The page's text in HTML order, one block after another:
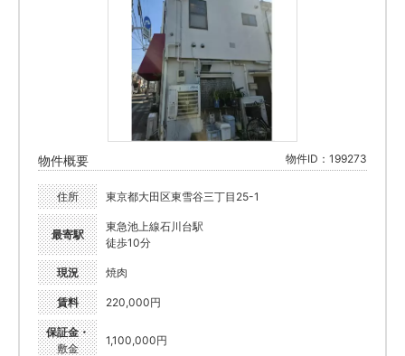
物件概要 物件ID：199273
住所 東京都大田区東雪谷三丁目25-1
最寄駅
東急池上線石川台駅
徒歩10分
現況 焼肉
賃料 220,000円
保証金・
敷金
1,100,000円